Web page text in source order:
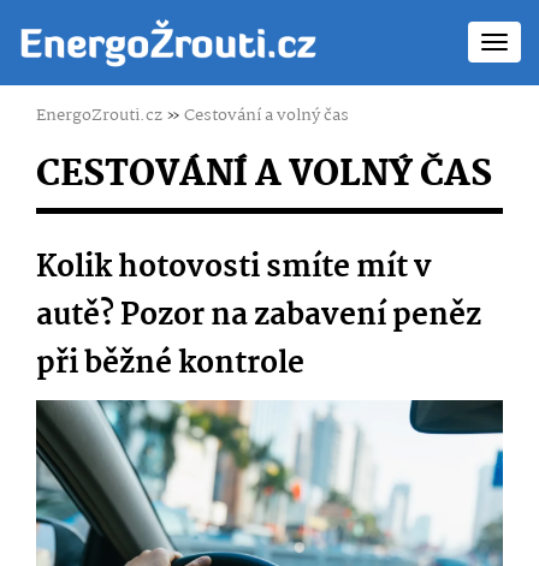
EnergoZrouti.cz»Cestování a volný čas
CESTOVÁNÍ A VOLNÝ ČAS
Kolik hotovosti smíte mít v
autě? Pozor na zabavení peněz
při běžné kontrole